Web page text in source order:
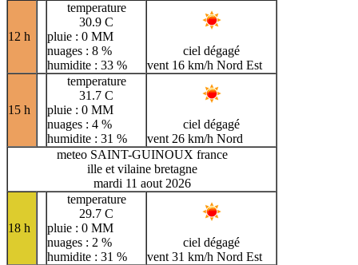
12 h
temperature
30.9 C
pluie : 0 MM
nuages : 8 %
humidite : 33 %
ciel dégagé
vent 16 km/h Nord Est
15 h
temperature
31.7 C
pluie : 0 MM
nuages : 4 %
humidite : 31 %
ciel dégagé
vent 26 km/h Nord
meteo SAINT-GUINOUX france
ille et vilaine bretagne
mardi 11 aout 2026
18 h
temperature
29.7 C
pluie : 0 MM
nuages : 2 %
humidite : 31 %
ciel dégagé
vent 31 km/h Nord Est